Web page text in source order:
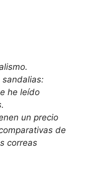
he leído
un precio
de
correas